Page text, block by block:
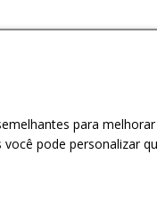
para
pode personalizar